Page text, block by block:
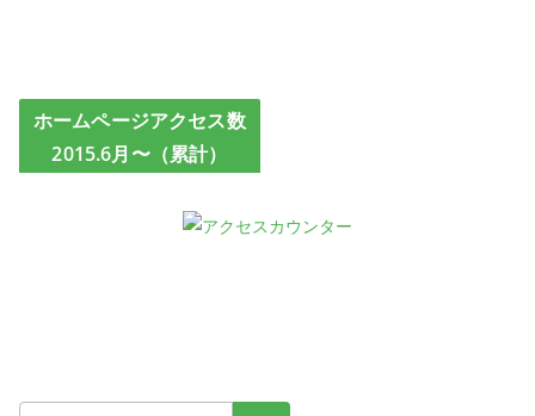
ホームページアクセス数
2015.6月〜（累計）